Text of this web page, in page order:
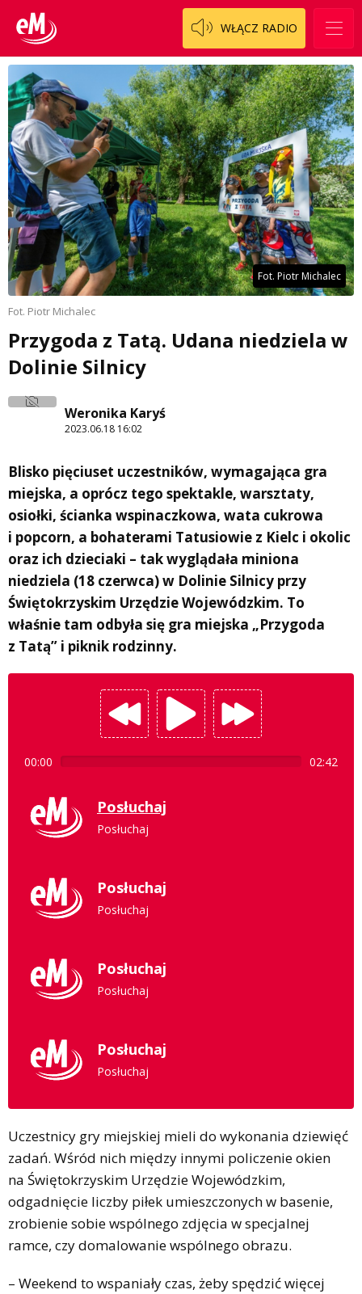
WŁĄCZ RADIO
Fot. Piotr Michalec
Fot. Piotr Michalec
Przygoda z Tatą. Udana niedziela w
Dolinie Silnicy
Weronika Karyś
2023.06.18 16:02
Blisko pięciuset uczestników, wymagająca gra
miejska, a oprócz tego spektakle, warsztaty,
osiołki, ścianka wspinaczkowa, wata cukrowa
i popcorn, a bohaterami Tatusiowie z Kielc i okolic
oraz ich dzieciaki – tak wyglądała miniona
niedziela (18 czerwca) w Dolinie Silnicy przy
Świętokrzyskim Urzędzie Wojewódzkim. To
właśnie tam odbyła się gra miejska „Przygoda
z Tatą” i piknik rodzinny.
00:00 02:42
Posłuchaj
Posłuchaj
Posłuchaj
Posłuchaj
Posłuchaj
Posłuchaj
Posłuchaj
Posłuchaj
Uczestnicy gry miejskiej mieli do wykonania dziewięć
zadań. Wśród nich między innymi policzenie okien
na Świętokrzyskim Urzędzie Wojewódzkim,
odgadnięcie liczby piłek umieszczonych w basenie,
zrobienie sobie wspólnego zdjęcia w specjalnej
ramce, czy domalowanie wspólnego obrazu.
– Weekend to wspaniały czas, żeby spędzić więcej